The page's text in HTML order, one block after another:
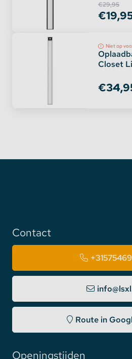
€29,95
Niet op
Closet
Contact
Route in
Openingstijden